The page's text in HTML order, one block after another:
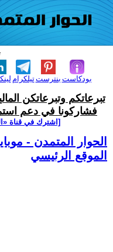
تيلكرامبنترست بودكاست
تبرعاتكم وتبرعاتكن
فشاركونا في دعم
[اشترك في قناة
الحوار المتمدن -
الموقع الرئيسي